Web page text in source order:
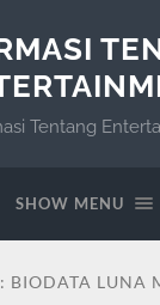
Tentang
SHOW MENU
BIODATA LUNA